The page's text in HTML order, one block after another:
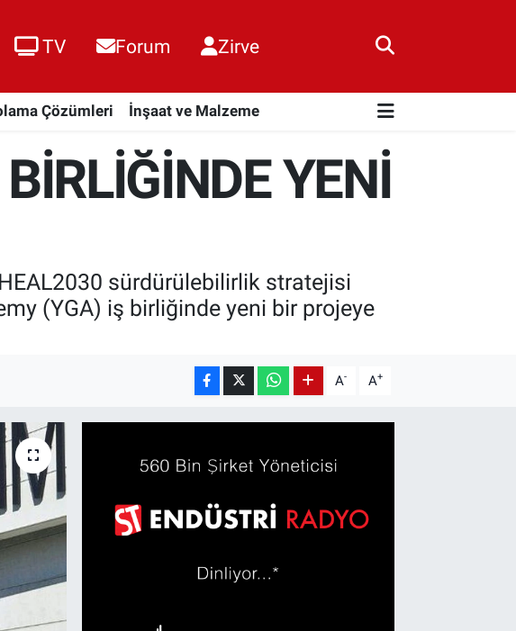
TV Forum Zirve
Çözümleri İnşaat ve Malzeme
YENİ
sürdürülebilirlik stratejisi
(YGA) iş birliğinde yeni bir projeye
A- A+